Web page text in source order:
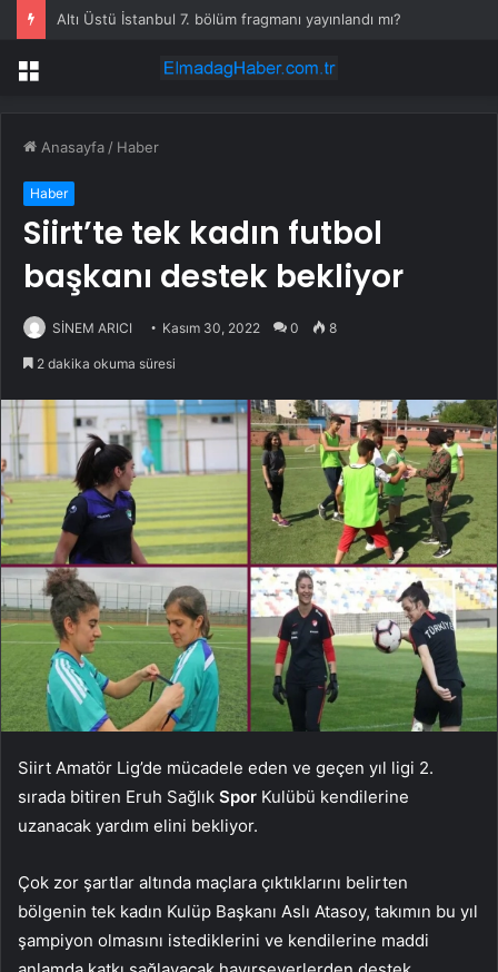
Altı Üstü İstanbul 7. bölüm fragmanı yayınlandı mı?
Menü
Anasayfa / Haber
Haber
Siirt’te tek kadın futbol
başkanı destek bekliyor
SİNEM ARICI Kasım 30, 2022 0 8
2 dakika okuma süresi
Siirt Amatör Lig’de mücadele eden ve geçen yıl ligi 2.
sırada bitiren Eruh Sağlık Spor Kulübü kendilerine
uzanacak yardım elini bekliyor.
Çok zor şartlar altında maçlara çıktıklarını belirten
bölgenin tek kadın Kulüp Başkanı Aslı Atasoy, takımın bu yıl
şampiyon olmasını istediklerini ve kendilerine maddi